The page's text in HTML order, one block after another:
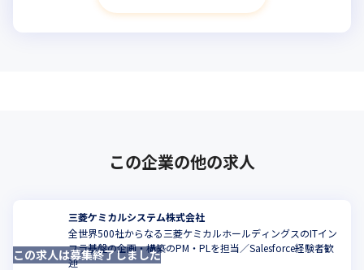
この企業の他の求人
三菱ケミカルシステム株式会社
全世界500社からなる三菱ケミカルホールディングスのITイン
フラ基盤の企画・構築のPM・PLを担当／Salesforce経験者歓
迎
この求人は募集終了しました